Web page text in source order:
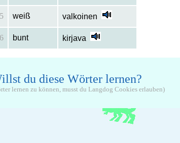
weiß valkoinen
bunt kirjava
du diese Wörter lernen?
lernen zu können, musst du Langdog Cookies erlauben)